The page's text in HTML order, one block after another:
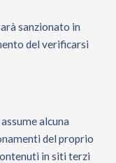
sanzionato in
del verificarsi
alcuna
del proprio
in siti terzi